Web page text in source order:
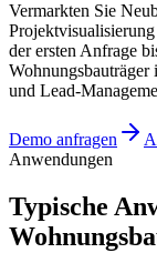
Vermarkten Sie
der ersten Anfrage
und Lead-
Demo anfragen
Anwendungen
Typische